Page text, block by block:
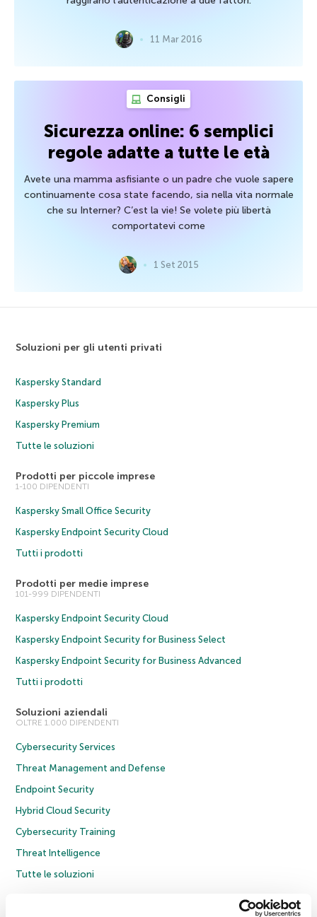
11 Mar 2016
Consigli
Sicurezza online: 6 semplici
regole adatte a tutte le età
Avete una mamma asfisiante o un padre che vuole sapere
continuamente cosa state facendo, sia nella vita normale
che su Interner? C’est la vie! Se volete più libertà
comportatevi come
1 Set 2015
Soluzioni per gli utenti privati
Kaspersky Standard
Kaspersky Plus
Kaspersky Premium
Tutte le soluzioni
Prodotti per piccole imprese
1-100 DIPENDENTI
Kaspersky Small Office Security
Kaspersky Endpoint Security Cloud
Tutti i prodotti
Prodotti per medie imprese
101-999 DIPENDENTI
Kaspersky Endpoint Security Cloud
Kaspersky Endpoint Security for Business Select
Kaspersky Endpoint Security for Business Advanced
Tutti i prodotti
Soluzioni aziendali
OLTRE 1.000 DIPENDENTI
Cybersecurity Services
Threat Management and Defense
Endpoint Security
Hybrid Cloud Security
Cybersecurity Training
Threat Intelligence
Tutte le soluzioni